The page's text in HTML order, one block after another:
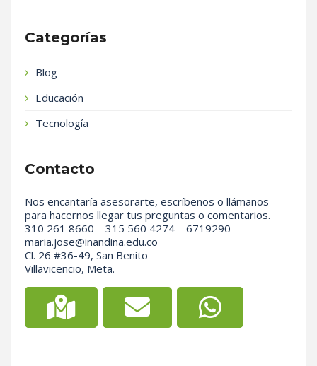
Categorías
Blog
Educación
Tecnología
Contacto
Nos encantaría asesorarte, escríbenos o llámanos
para hacernos llegar tus preguntas o comentarios.
310 261 8660 – 315 560 4274 – 6719290
maria.jose@inandina.edu.co
Cl. 26 #36-49, San Benito
Villavicencio, Meta.